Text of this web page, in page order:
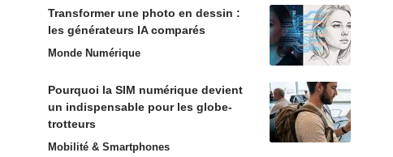
Transformer une photo en dessin :
les générateurs IA comparés
Monde Numérique
Pourquoi la SIM numérique devient
un indispensable pour les globe-
trotteurs
Mobilité & Smartphones